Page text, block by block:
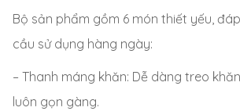
Bộ sản phẩm gồm 6 món thiết yếu,
cầu sử dụng hàng ngày:
– Thanh máng khăn: Dễ dàng treo
luôn gọn gàng.